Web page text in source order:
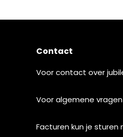
Contact
Voor contact over
Voor algemene
Facturen kun je sturen